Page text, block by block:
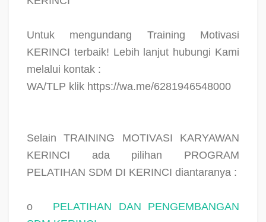
Untuk mengundang Training Motivasi
KERINCI terbaik! Lebih lanjut hubungi Kami
melalui kontak :
WA/TLP klik https://wa.me/6281946548000
Selain TRAINING MOTIVASI KARYAWAN
KERINCI ada pilihan PROGRAM
PELATIHAN SDM DI KERINCI diantaranya :
o
PELATIHAN DAN PENGEMBANGAN